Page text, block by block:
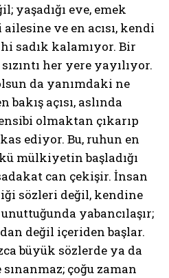
yaşadığı eve, emek
ve en acısı, kendi
sadık kalamıyor. Bir
her yere yayılıyor.
da yanımdaki ne
bakış açısı, aslında
olmaktan çıkarıp
ediyor. Bu, ruhun en
mülkiyetin başladığı
can çekişir. İnsan
sözleri değil, kendine
yabancılaşır;
değil içeriden başlar.
büyük sözlerde ya da
çoğu zaman